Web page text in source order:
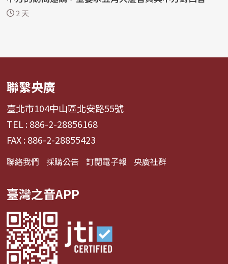
會...2 天
聯繫央廣
臺北市104中山區北安路55號
TEL : 886-2-28856168
FAX : 886-2-28855423
聯絡我們 採購公告 訂閱電子報 央廣社群
臺灣之音APP